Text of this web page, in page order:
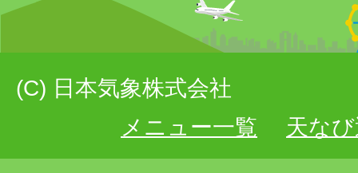
(C) 日本気象株式会社
メニュー一覧
天な